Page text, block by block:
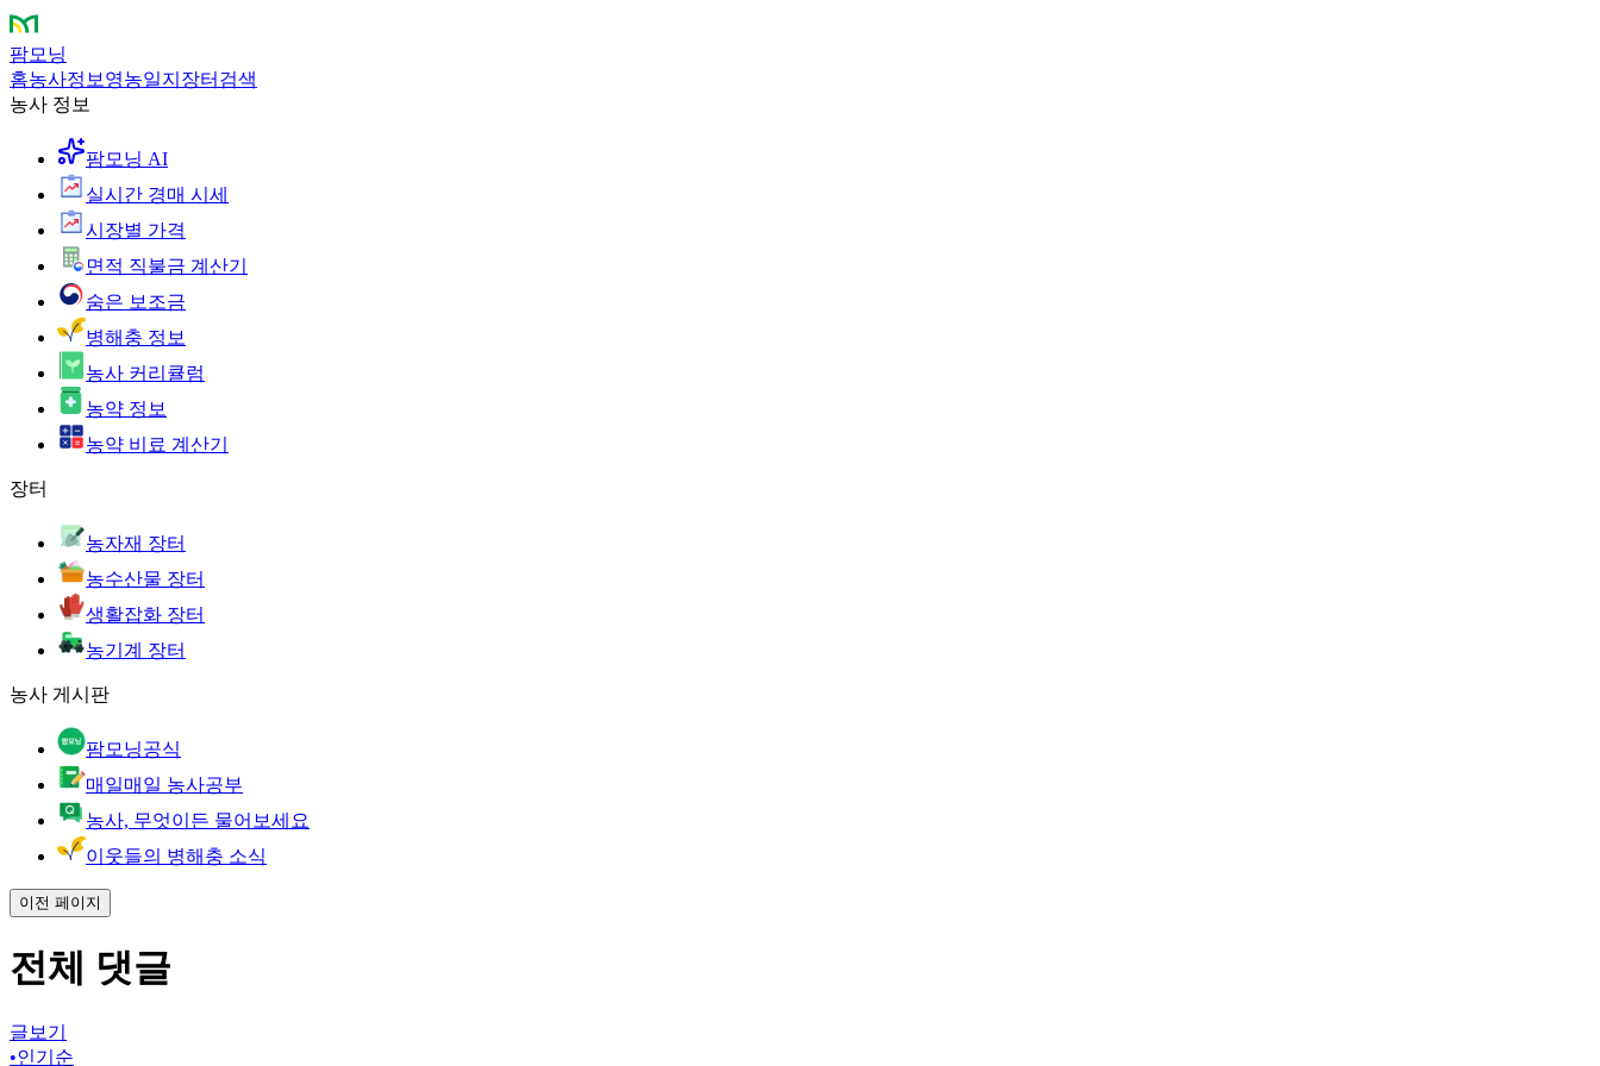
팜모닝
홈농사정보 영농일지 장터 검색
농사 정보
팜모닝 AI
실시간 경매 시세
시장별 가격
면적 직불금 계산기
숨은 보조금
병해충 정보
농사 커리큘럼
농약 정보
농약 비료 계산기
장터
농자재 장터
농수산물 장터
생활잡화 장터
농기계 장터
농사 게시판
팜모닝공식
매일매일 농사공부
농사, 무엇이든 물어보세요
이웃들의 병해충 소식
이전 페이지
전체 댓글
글보기
•인기순